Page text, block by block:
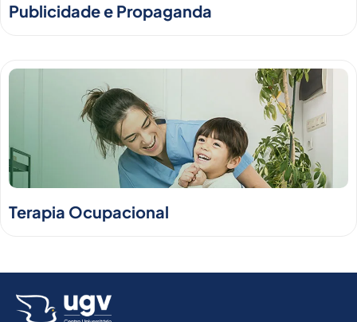
Publicidade e Propaganda
Terapia Ocupacional